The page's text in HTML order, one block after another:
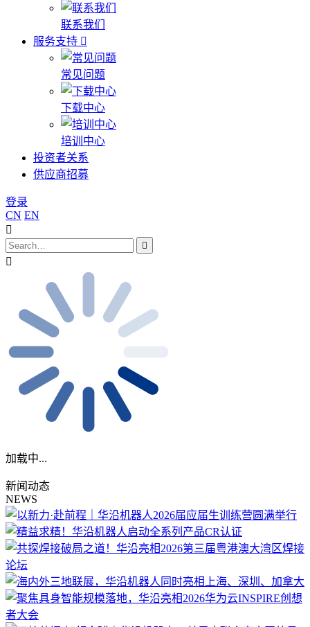
联系我们
服务支持
常见问题
下载中心
培训中心
投资者关系
供应商招募
登录
CN EN
加载中...
新闻动态
NEWS